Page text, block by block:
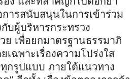
ารสนับสนุนในการเข้าร่วม
บผู้บริหารกระทรวง
เพื่อยกมาตรฐานธรรมาภิ
ฉพาะเรื่องความโปร่งใส
กรูปแบบ ภายใต้แนวทาง